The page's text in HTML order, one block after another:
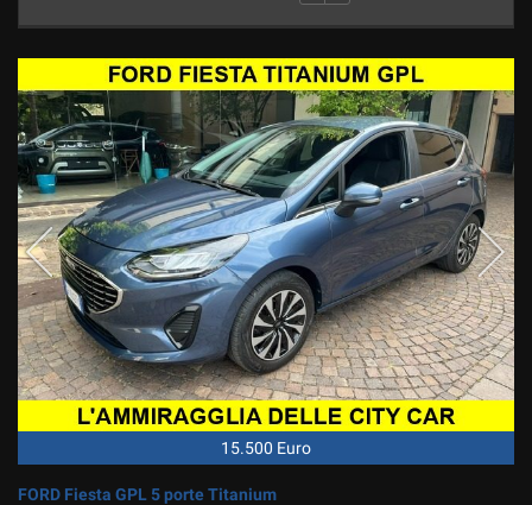
15.500 Euro
FORD Fiesta GPL 5 porte Titanium